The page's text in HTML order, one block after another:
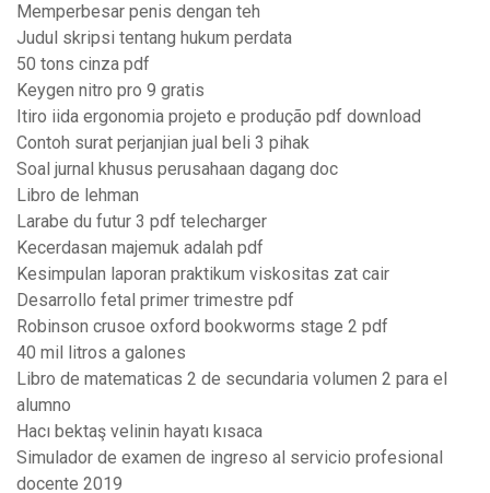
Memperbesar penis dengan teh
Judul skripsi tentang hukum perdata
50 tons cinza pdf
Keygen nitro pro 9 gratis
Itiro iida ergonomia projeto e produção pdf download
Contoh surat perjanjian jual beli 3 pihak
Soal jurnal khusus perusahaan dagang doc
Libro de lehman
Larabe du futur 3 pdf telecharger
Kecerdasan majemuk adalah pdf
Kesimpulan laporan praktikum viskositas zat cair
Desarrollo fetal primer trimestre pdf
Robinson crusoe oxford bookworms stage 2 pdf
40 mil litros a galones
Libro de matematicas 2 de secundaria volumen 2 para el
alumno
Hacı bektaş velinin hayatı kısaca
Simulador de examen de ingreso al servicio profesional
docente 2019